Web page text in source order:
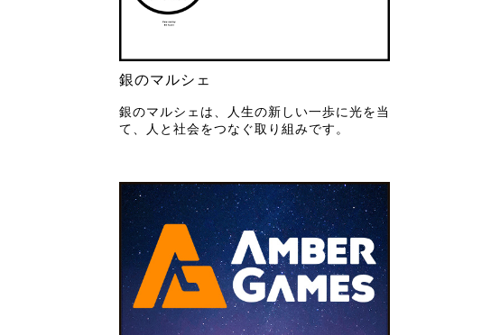
銀のマルシェ
銀のマルシェは、人生の新しい一歩に光を当
て、人と社会をつなぐ取り組みです。